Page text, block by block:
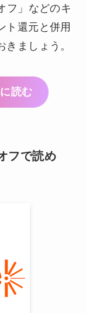
フ」などのキ
ト還元と併用
ましょう。
読む
フで読め